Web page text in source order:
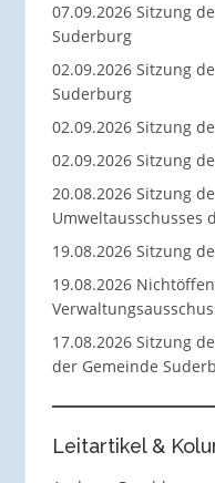
07.09.2026 Sitzung
Suderburg
02.09.2026 Sitzung
Suderburg
02.09.2026 Sitzung
02.09.2026 Sitzung
20.08.2026 Sitzung
Umweltausschusses
19.08.2026 Sitzung
19.08.2026
17.08.2026 Sitzung
der Gemeinde
Leitartikel &